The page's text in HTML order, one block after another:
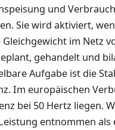
und
Sie wird aktiviert,
im Netz
gehandelt und
Aufgabe ist die
Im europäischen
bei 50 Hertz liegen.
entnommen als